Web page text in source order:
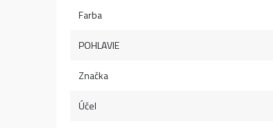
Farba
POHLAVIE
Značka
Účel